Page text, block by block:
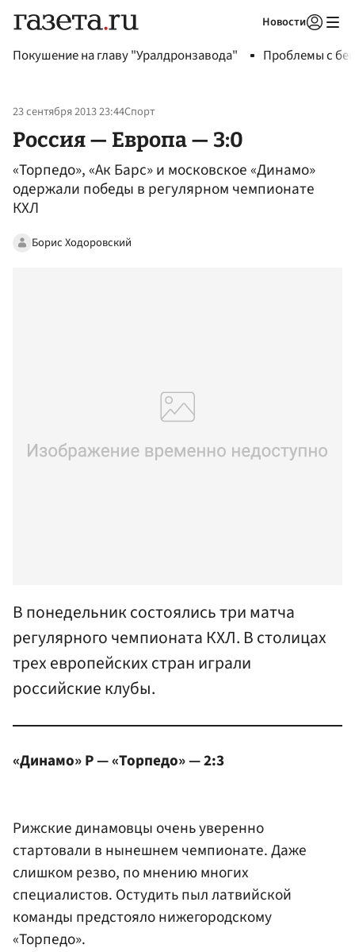
Новости
Покушение на главу "Уралдронзавода" Проблемы с
23 сентября 2013 23:44Спорт
Россия — Европа — 3:0
«Торпедо», «Ак Барс» и московское «Динамо»
одержали победы в регулярном чемпионате
КХЛ
Борис Ходоровский
В понедельник состоялись три матча
регулярного чемпионата КХЛ. В столицах
трех европейских стран играли
российские клубы.
«Динамо» Р — «Торпедо» — 2:3
Рижские динамовцы очень уверенно
стартовали в нынешнем чемпионате. Даже
слишком резво, по мнению многих
специалистов. Остудить пыл латвийской
команды предстояло нижегородскому
«Торпедо».